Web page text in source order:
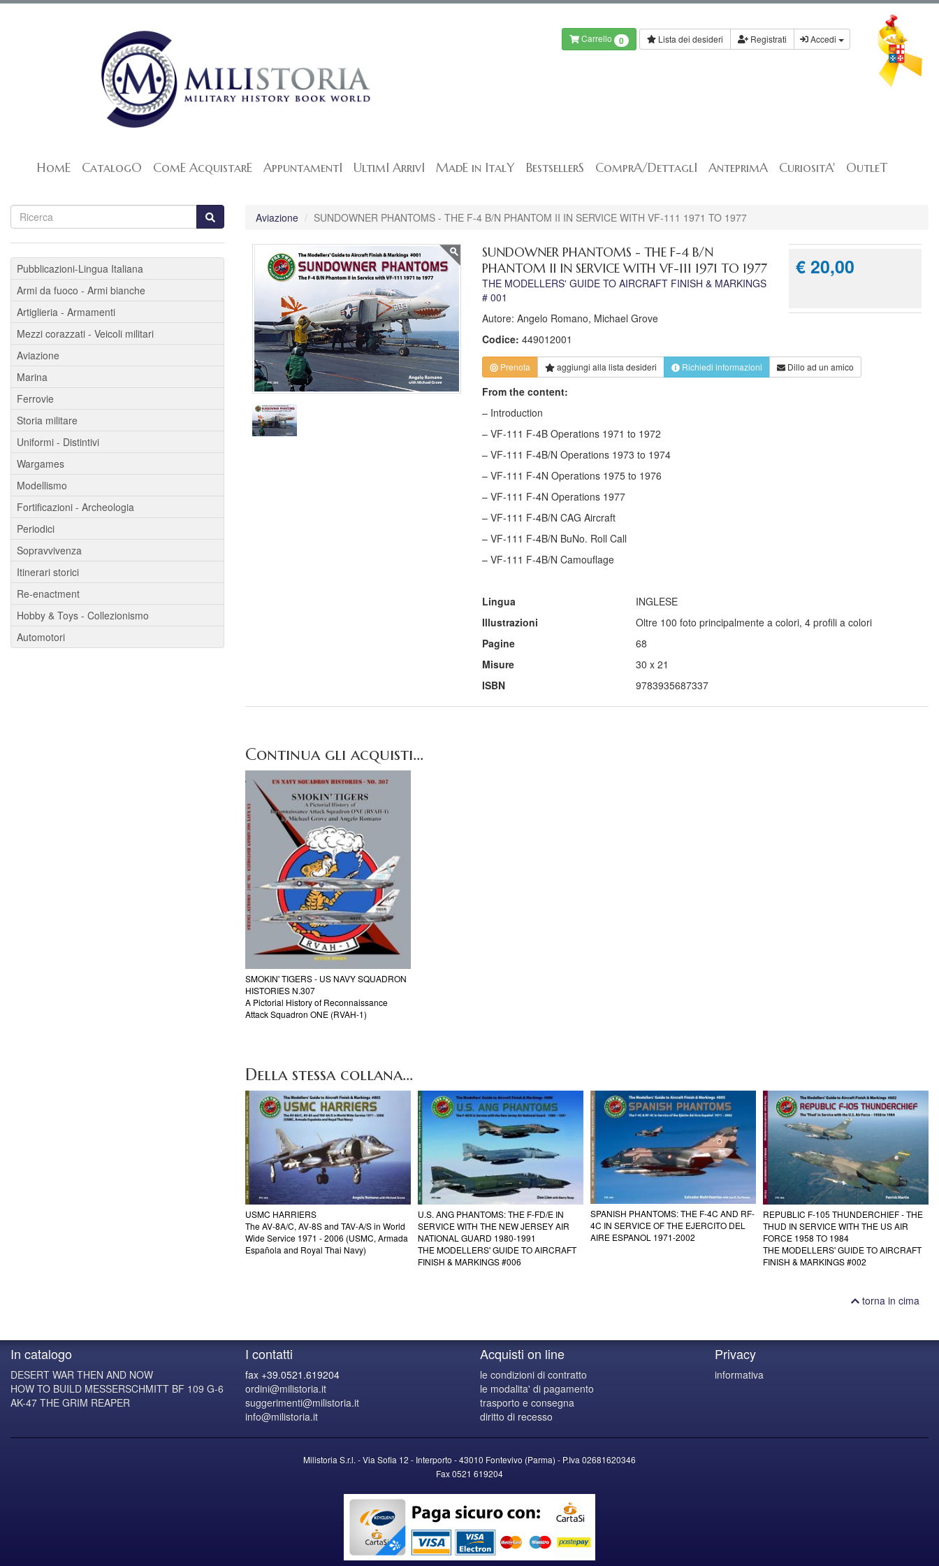
Carrello 0 Lista dei desideri Registrati Accedi
HomE CatalogO ComE AcquistarE AppuntamentI UltimI ArrivI MadE in ItalY BestsellerS ComprA/DettaglI AnteprimA CuriositA' OutleT
Aviazione SUNDOWNER PHANTOMS - THE F-4 B/N PHANTOM II IN SERVICE WITH VF-111 1971 TO 1977
SUNDOWNER PHANTOMS - THE F-4 B/N
PHANTOM II IN SERVICE WITH VF-111 1971 TO 1977
THE MODELLERS' GUIDE TO AIRCRAFT FINISH & MARKINGS
# 001
Autore: Angelo Romano, Michael Grove
Codice: 449012001
€ 20,00
Prenota aggiungi alla lista desideri Richiedi informazioni Dillo ad un amico
From the content:
– Introduction
– VF-111 F-4B Operations 1971 to 1972
– VF-111 F-4B/N Operations 1973 to 1974
– VF-111 F-4N Operations 1975 to 1976
– VF-111 F-4N Operations 1977
– VF-111 F-4B/N CAG Aircraft
– VF-111 F-4B/N BuNo. Roll Call
– VF-111 F-4B/N Camouflage
Lingua
INGLESE
Illustrazioni
Oltre 100 foto principalmente a colori, 4 profili a colori
Pagine
68
Misure
30 x 21
ISBN
9783935687337
Continua gli acquisti...
SMOKIN' TIGERS - US NAVY SQUADRON
HISTORIES N.307
A Pictorial History of Reconnaissance
Attack Squadron ONE (RVAH-1)
Della stessa collana...
USMC HARRIERS
The AV-8A/C, AV-8S and TAV-A/S in World
Wide Service 1971 - 2006 (USMC, Armada
Española and Royal Thai Navy)
U.S. ANG PHANTOMS: THE F-FD/E IN
SERVICE WITH THE NEW JERSEY AIR
NATIONAL GUARD 1980-1991
THE MODELLERS' GUIDE TO AIRCRAFT
FINISH & MARKINGS #006
SPANISH PHANTOMS: THE F-4C AND RF-
4C IN SERVICE OF THE EJERCITO DEL
AIRE ESPANOL 1971-2002
REPUBLIC F-105 THUNDERCHIEF - THE
THUD IN SERVICE WITH THE US AIR
FORCE 1958 TO 1984
THE MODELLERS' GUIDE TO AIRCRAFT
FINISH & MARKINGS #002
Pubblicazioni-Lingua Italiana
Armi da fuoco - Armi bianche
Artiglieria - Armamenti
Mezzi corazzati - Veicoli militari
Aviazione
Marina
Ferrovie
Storia militare
Uniformi - Distintivi
Wargames
Modellismo
Fortificazioni - Archeologia
Periodici
Sopravvivenza
Itinerari storici
Re-enactment
Hobby & Toys - Collezionismo
Automotori
torna in cima
In catalogo
DESERT WAR THEN AND NOW
HOW TO BUILD MESSERSCHMITT BF 109 G-6
AK-47 THE GRIM REAPER
I contatti
fax +39.0521.619204
ordini@milistoria.it
suggerimenti@milistoria.it
info@milistoria.it
Acquisti on line
le condizioni di contratto
le modalita' di pagamento
trasporto e consegna
diritto di recesso
Privacy
informativa
Milistoria S.r.l. - Via Sofia 12 - Interporto - 43010 Fontevivo (Parma) - P.Iva 02681620346
Fax 0521 619204